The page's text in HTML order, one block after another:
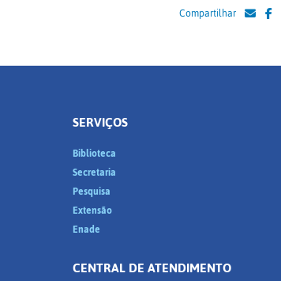
Compartilhar
SERVIÇOS
Biblioteca
Secretaria
Pesquisa
Extensão
Enade
CENTRAL DE ATENDIMENTO